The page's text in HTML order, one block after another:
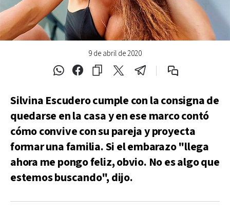
9 de abril de 2020
Silvina Escudero cumple con la consigna de
quedarse en la casa y en ese marco contó
cómo convive con su pareja y proyecta
formar una familia. Si el embarazo "llega
ahora me pongo feliz, obvio. No es algo que
estemos buscando", dijo.